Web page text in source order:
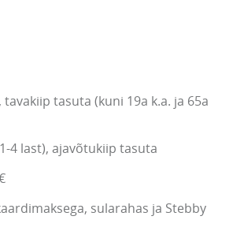
tasuta (kuni 19a k.a. ja 65a
4 last), ajavõtukiip tasuta
sularahas ja Stebby